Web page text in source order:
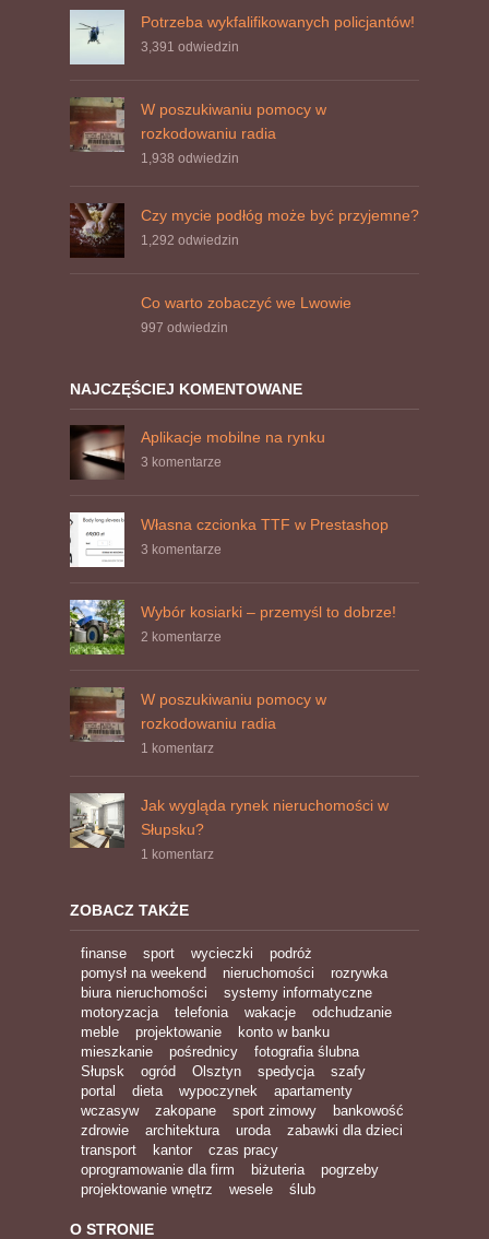
Potrzeba wykfalifikowanych policjantów!
3,391 odwiedzin
W poszukiwaniu pomocy w
rozkodowaniu radia
1,938 odwiedzin
Czy mycie podłóg może być przyjemne?
1,292 odwiedzin
Co warto zobaczyć we Lwowie
997 odwiedzin
NAJCZĘŚCIEJ KOMENTOWANE
Aplikacje mobilne na rynku
3 komentarze
Własna czcionka TTF w Prestashop
3 komentarze
Wybór kosiarki – przemyśl to dobrze!
2 komentarze
W poszukiwaniu pomocy w
rozkodowaniu radia
1 komentarz
Jak wygląda rynek nieruchomości w
Słupsku?
1 komentarz
ZOBACZ TAKŻE
finanse sport wycieczki
podróż
pomysł na weekend
nieruchomości
rozrywka
biura nieruchomości
systemy informatyczne
motoryzacja
telefonia wakacje
odchudzanie
meble
projektowanie
konto w banku
mieszkanie
pośrednicy
fotografia ślubna
Słupsk
ogród Olsztyn spedycja
szafy
portal
dieta wypoczynek
apartamenty
wczasyw
zakopane sport zimowy
bankowość
zdrowie
architektura uroda
zabawki dla dzieci
transport
kantor
czas pracy
oprogramowanie dla firm
biżuteria
pogrzeby
projektowanie wnętrz
wesele ślub
O STRONIE